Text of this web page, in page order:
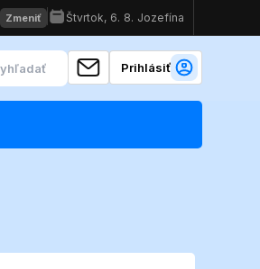
Prihlásiť